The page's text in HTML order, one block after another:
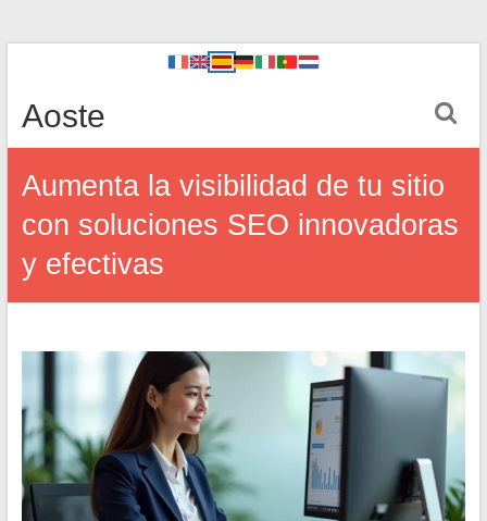
Aoste
Aumenta la visibilidad de tu sitio
con soluciones SEO innovadoras
y efectivas